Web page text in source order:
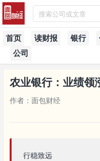
搜索公司或文章
首页 读财报 银行
公司
农业银行：业绩领
作者：面包财经
行稳致远